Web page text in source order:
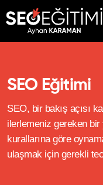
SEO Eğitimi
SEO, bir bakış açısı
ilerlemeniz gereken
kurallarına göre
ulaşmak için gerekli